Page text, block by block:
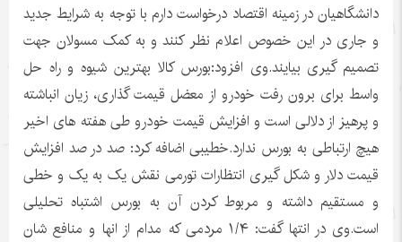
دانشگاهیان در زمینه اقتصاد درخواست دارم با توجه به شرایط جدید
و جاری در این خصوص اعلام نظر کنند و به کمک مسولان جهت
تصمیم گیری بیایند.وی افزود:بورس کالا بهترین شیوه و راه حل
واسط برای برون رفت خودرو از معضل قیمت گذاری، زیان انباشته
و پرهیز از دلالی است و افزایش قیمت خودرو طی هفته های اخیر
هیچ ارتباطی به بورس ندارد.خطیبی اضافه کرد: صد در صد افزایش
قیمت دلار و شکل گیری انتظارات تورمی نقش یک به یک و خطی
و مستقیم داشته و مربوط کردن آن به بورس اشتباه تحلیلی
است.وی در انتها گفت: ۱/۴ مردمی که مدام از انها و منافع شان